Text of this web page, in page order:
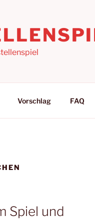
Vorschlag FAQ
Spiel und